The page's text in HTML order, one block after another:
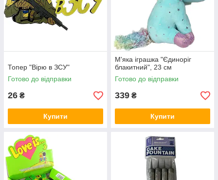
Топер "Вірю в ЗСУ"
Готово до відправки
26 ₴
Купити
М'яка іграшка "Єдиноріг
блакитний", 23 см
Готово до відправки
339 ₴
Купити